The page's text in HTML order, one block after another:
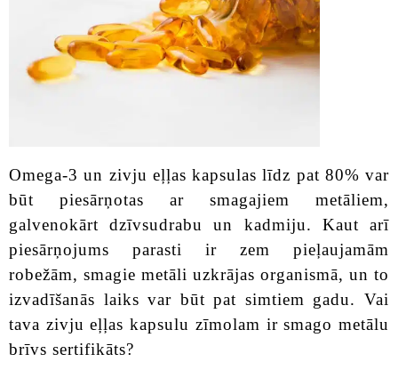
Omega-3 un zivju eļļas kapsulas līdz pat 80% var
būt piesārņotas ar smagajiem metāliem,
galvenokārt dzīvsudrabu un kadmiju. Kaut arī
piesārņojums parasti ir zem pieļaujamām
robežām, smagie metāli uzkrājas organismā, un to
izvadīšanās laiks var būt pat simtiem gadu. Vai
tava zivju eļļas kapsulu zīmolam ir smago metālu
brīvs sertifikāts?